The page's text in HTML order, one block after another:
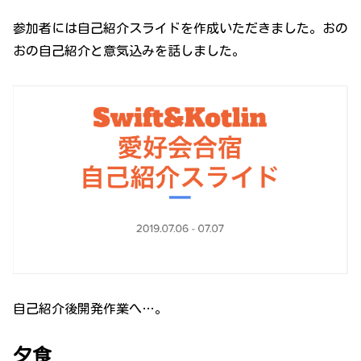
参加者には自己紹介スライドを作成いただきました。おの
おの自己紹介と意気込みを話しました。
自己紹介後開発作業へ…。
夕食